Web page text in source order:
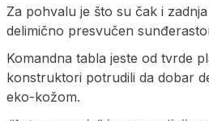
Za pohvalu je što su čak i
delimično presvučen
Komandna tabla jeste od tvrde
konstruktori potrudili da dobar
eko-kožom.